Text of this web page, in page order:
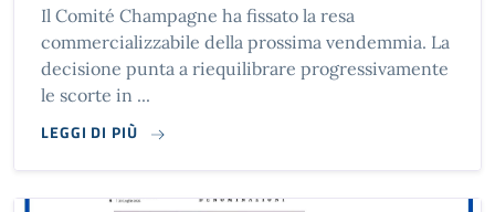
Il Comité Champagne ha fissato la resa
commercializzabile della prossima vendemmia. La
decisione punta a riequilibrare progressivamente
le scorte in ...
LEGGI DI PIÙ